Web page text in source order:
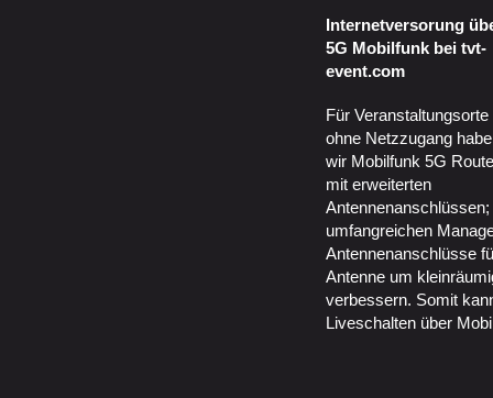
Internetversorung
5G Mobilfunk bei tvt-
event.com
Für Veranstaltungsorte
ohne Netzzugang
wir Mobilfunk 5G
mit erweiterten
umfangreichen
Antennenanschlüsse
Antenne um
verbessern. Somit
Liveschalten über